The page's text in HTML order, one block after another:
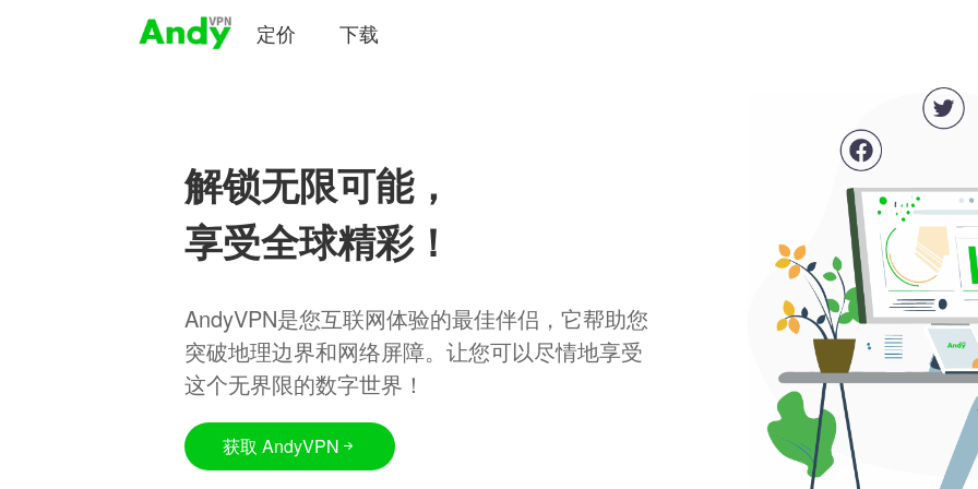
定价 下载
解锁无限可能，
享受全球精彩！
AndyVPN是您互联网体验的最佳伴侣，它帮助您
突破地理边界和网络屏障。让您可以尽情地享受
这个无界限的数字世界！
获取 AndyVPN